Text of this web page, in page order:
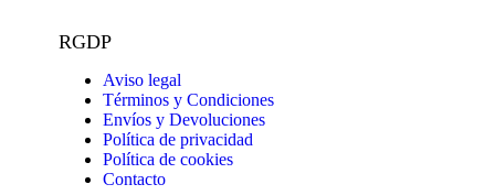
RGDP
Aviso legal
Términos y Condiciones
Envíos y Devoluciones
Política de privacidad
Política de cookies
Contacto